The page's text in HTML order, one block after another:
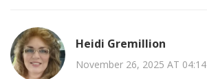
Heidi Gremillion
November 26, 2025 AT 04:14